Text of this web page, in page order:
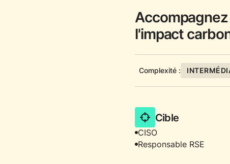
l'impact
Complexité :
Cible
CISO
Responsable RSE